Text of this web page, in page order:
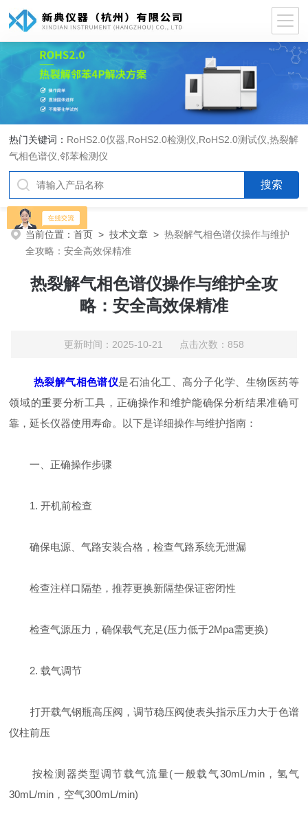
热门关键词： RoHS2.0仪器 RoHS2.0检测仪 RoHS2.0测试仪 ,热裂解
气相色谱仪 ,邻苯检测仪
当前位置：首页 >技术文章 >热裂解气相色谱仪操作与维护
全攻略：安全高效保精准
热裂解气相色谱仪操作与维护全攻
略：安全高效保精准
更新时间：2025-10-21 点击次数：858
热裂解气相色谱仪是石油化工、高分子化学、生物医药等
领域的重要分析工具，正确操作和维护能确保分析结果准确可
靠，延长仪器使用寿命。以下是详细操作与维护指南：
一、正确操作步骤
1. 开机前检查
确保电源、气路安装合格，检查气路系统无泄漏
检查注样口隔垫，推荐更换新隔垫保证密闭性
检查气源压力，确保载气充足(压力低于2Mpa需更换)
2. 载气调节
打开载气钢瓶高压阀，调节稳压阀使表头指示压力大于色谱
仪柱前压
按检测器类型调节载气流量(一般载气30mL/min，氢气
30mL/min，空气300mL/min)